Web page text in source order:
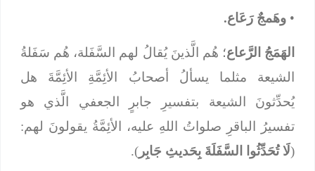
•وهَمجٌ رَعَاع.
الهَمَجُ الرَّعاع؛ هُم الَّذينَ يُقالُ لهم السَّفَلة، هُم سَفَلةُ
الشيعة مثلما يسألُ أصحابُ الأئِمَّةِ الأئِمَّةَ هل
يُحدِّثونَ الشيعة بتفسيرِ جابرٍ الجعفي الَّذي هو
تفسيرُ الباقرِ صلواتُ اللهِ عليه، الأئِمَّةُ يقولونَ لهم:
لَا تُحَدِّثُوا السَّفَلَةَ بِحَديثِ جَابِر).